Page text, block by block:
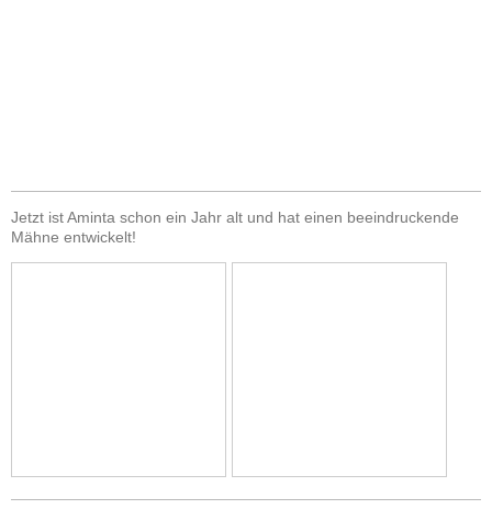
Jetzt ist Aminta schon ein Jahr alt und hat einen beeindruckende
Mähne entwickelt!